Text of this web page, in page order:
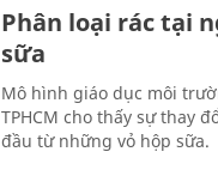
Phân loại rác tại
sữa
Mô hình giáo dục môi
TPHCM cho thấy sự thay
đầu từ những vỏ hộp sữa.